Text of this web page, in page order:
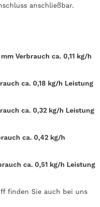
anschließbar.
Verbrauch ca. 0,11 kg/h
ca. 0,18 kg/h Leistung
ca. 0,32 kg/h Leistung
ca. 0,42 kg/h
ca. 0,51 kg/h Leistung
finden Sie auch bei uns